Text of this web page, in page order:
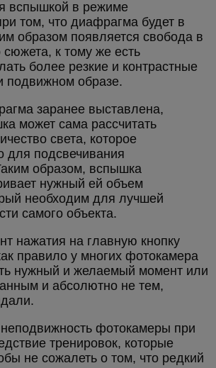
вспышкой в режиме
том, что диафрагма будет в
образом появляется свобода в
к тому же есть
более резкие и контрастные
подвижном образе.
заранее выставлена,
может сама рассчитать
света, которое
для подсвечивания
образом, вспышка
нужный ей объем
необходим для лучшей
самого объекта.
нажатия на главную кнопку
правило у многих фотокамера
нужный и желаемый момент или
и абсолютно не тем,
неподвижность фотокамеры при
тренировок, которые
не сожалеть о том, что редкий